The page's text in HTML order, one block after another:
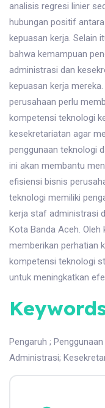
analisis regresi linier
hubungan positif
kepuasan kerja. Selain
bahwa kemampuan
administrasi dan
kepuasan kerja
perusahaan perlu
kompetensi teknologi
kesekretariatan agar
penggunaan teknologi
ini akan membantu
efisiensi bisnis
teknologi memiliki
kerja staf administrasi
Kota Banda Aceh. Oleh
memberikan perhatian
kompetensi teknologi
untuk meningkatkan
Pengaruh ;
Administrasi;